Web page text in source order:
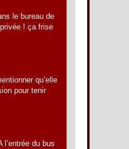
le bureau de
! ça frise
qu’elle
pour tenir
du bus